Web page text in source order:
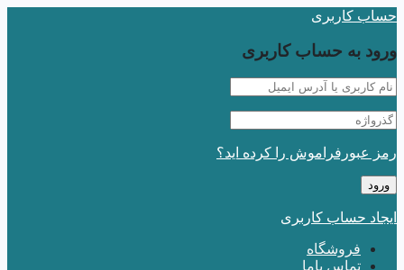
حساب کاربری
ورود به حساب کاربری
رمز عبورفراموش را کرده اید؟
ایجاد حساب کاربری
فروشگاه
تماس باما